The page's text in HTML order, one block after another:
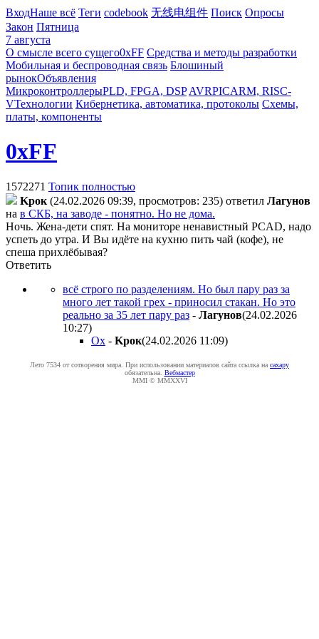
ВходНаше всё Теги codebook 无线电组件 Поиск Опросы
Закон Пятница
7 августа
О смысле всего сущего0xFF Средства и методы разработки
Мобильная и беспроводная связь Блошиный
рынокОбъявления
МикроконтроллерыPLD, FPGA, DSP AVRPICARM, RISC-
VТехнологии Кибернетика, автоматика, протоколы Схемы,
платы, компоненты
0xFF
1572271 Топик полностью
Kpoк (24.02.2026 09:39, просмотров: 235) ответил Лaгyнoв
на в СКБ, на заводе - понятно. Но не дома.
Ночь. Жена-дети спят. На мониторе ненавистный PCAD, надо
успеть до утра. И Вы идёте на кухню пить чай (кофе), не
спеша прихлёбывая?
Ответить
всё строго по разделениям. Но был пару раз за
много лет такой грех - приносил стакан. Но это
реально за 35 лет пару раз - Лaгyнoв(24.02.2026
10:27)
Ох - Kpoк(24.02.2026 11:09)
Лето 7534 от сотворения мира. При использовании материалов сайта ссылка на caxapу
обязательна. Вебмастер
MMI © MMXXVI